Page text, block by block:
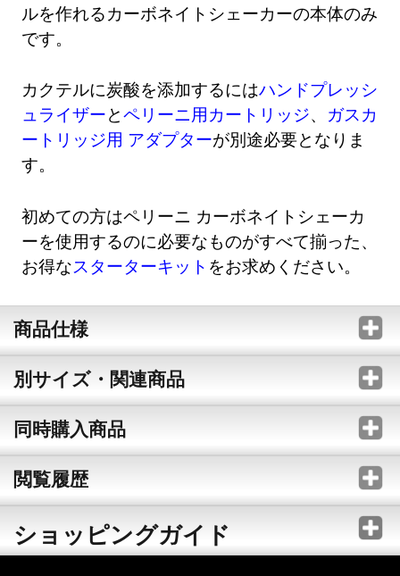
ルを作れるカーボネイトシェーカーの本体のみ
です。
カクテルに炭酸を添加するにはハンドプレッシ
ュライザーとペリーニ用カートリッジ、 ガスカ
ートリッジ用 アダプターが別途必要となりま
す。
初めての方はペリーニ カーボネイトシェーカ
ーを使用するのに必要なものがすべて揃った、
お得なスターターキット をお求めください。
商品仕様
別サイズ・関連商品
同時購入商品
閲覧履歴
ショッピングガイド